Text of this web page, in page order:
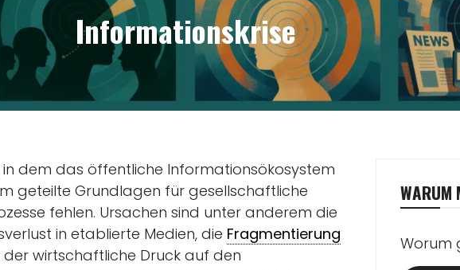
Informationskrise
dem das öffentliche Informationsökosystem
geteilte Grundlagen für gesellschaftliche
fehlen. Ursachen sind unter anderem die
in etablierte Medien, die Fragmentierung
wirtschaftliche Druck auf den
WARUM
Worum